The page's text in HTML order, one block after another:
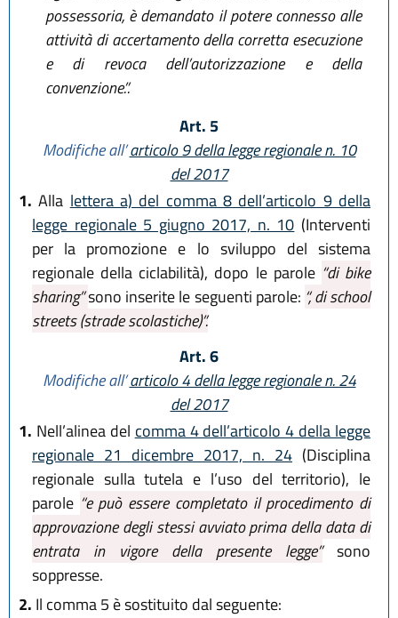
possessoria, è demandato il potere connesso alle
attività di accertamento della corretta esecuzione
e di revoca dell’autorizzazione e della
convenzione.”.
Art. 5
Modifiche all’articolo 9 della legge regionale n. 10
del 2017
1. Alla lettera a) del comma 8 dell’articolo 9 della
legge regionale 5 giugno 2017, n. 10 (Interventi
per la promozione e lo sviluppo del sistema
regionale della ciclabilità), dopo le parole “di bike
sharing”sono inserite le seguenti parole: “, di school
streets (strade scolastiche)”.
Art. 6
Modifiche all’articolo 4 della legge regionale n. 24
del 2017
1. Nell’alinea del comma 4 dell’articolo 4 della legge
regionale 21 dicembre 2017, n. 24 (Disciplina
regionale sulla tutela e l’uso del territorio), le
parole “e può essere completato il procedimento di
approvazione degli stessi avviato prima della data di
entrata in vigore della presente legge”sono
soppresse.
2. Il comma 5 è sostituito dal seguente: